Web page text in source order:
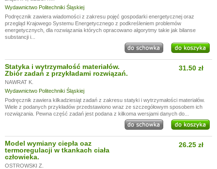
Wydawnictwo Politechniki Śląskiej
Podręcznik zawiera wiadomości z zakresu pojęć gospodarki energetycznej oraz
przegląd Krajowego Systemu Energetycznego z podkreśleniem problemów
energetycznych, dla rozwiązania których opracowano algorytmy takie jak bilanse
substancji i...
Statyka i wytrzymałość materiałów.
Zbiór zadań z przykładami rozwiązań.
NAWRAT K.
Wydawnictwo Politechniki Śląskiej
31.50 zł
Podręcznik zawiera kilkadziesiąt zadań z zakresu statyki i wytrzymałości materiałów.
Wiele z podanych przykładów przedstawiono wraz ze szczegółowym sposobem ich
rozwiązania. Pewna część zadań jest podana z kilkoma wersjami danych do...
Model wymiany ciepła oaz
termoregulacji w tkankach ciała
człowieka.
OSTROWSKI Z.
26.25 zł